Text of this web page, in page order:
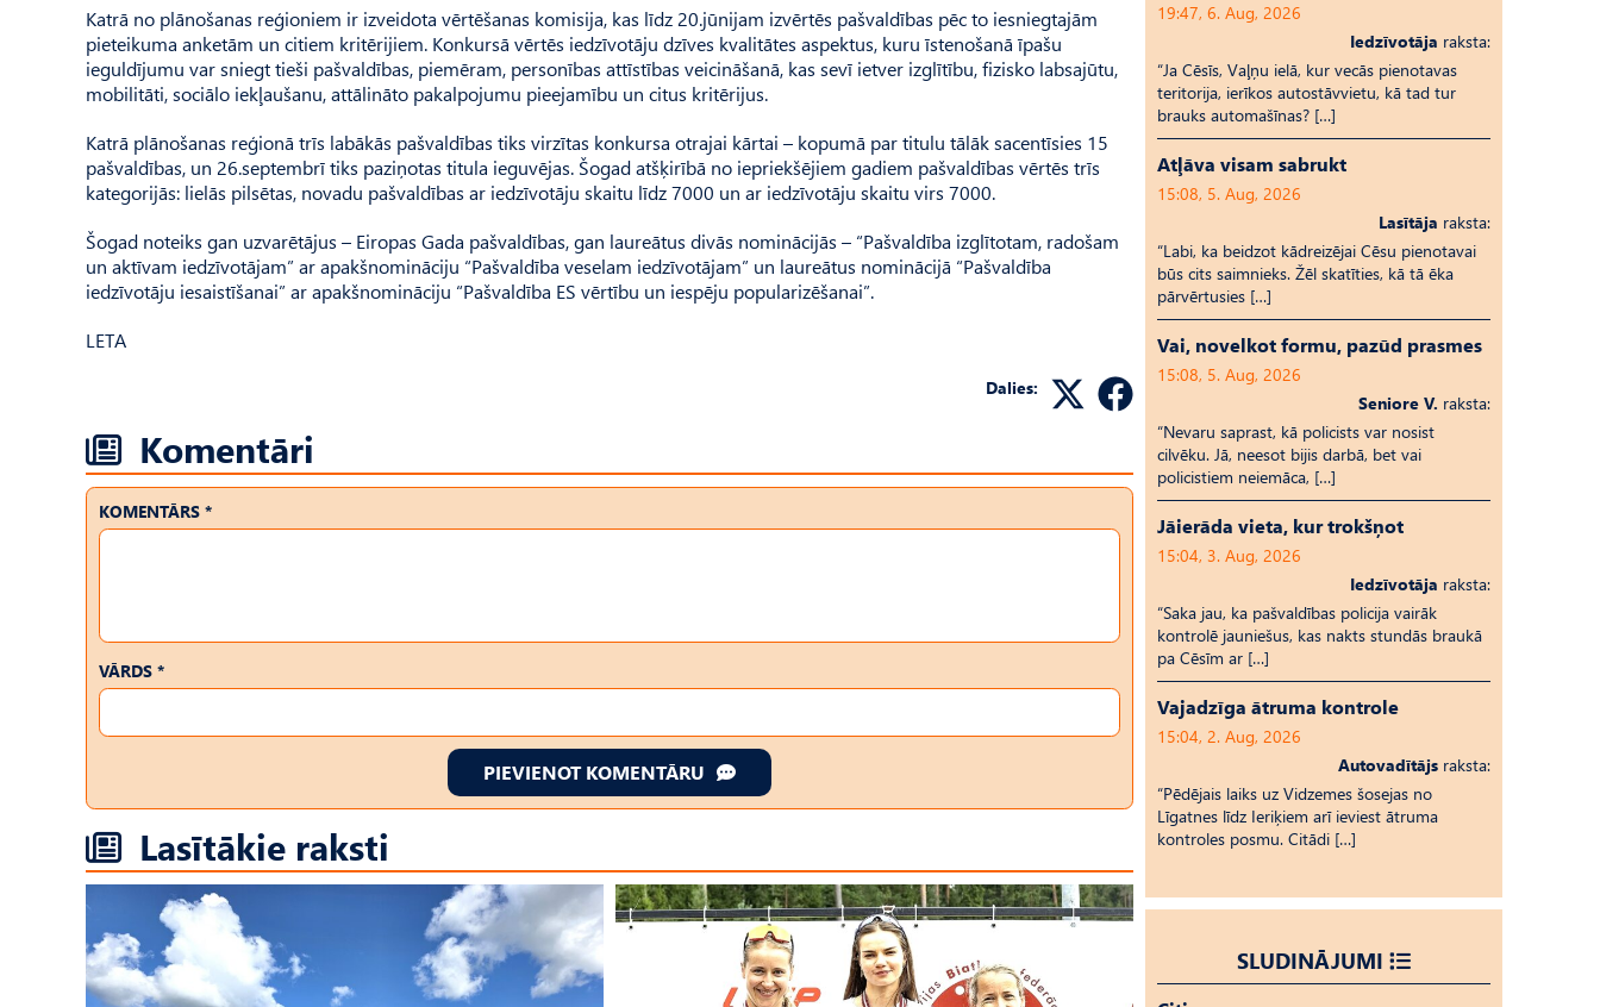
Katrā no plānošanas reģioniem ir izveidota vērtēšanas komisija, kas līdz 20.jūnijam izvērtēs pašvaldības pēc to iesniegtajām
pieteikuma anketām un citiem kritērijiem. Konkursā vērtēs iedzīvotāju dzīves kvalitātes aspektus, kuru īstenošanā īpašu
ieguldījumu var sniegt tieši pašvaldības, piemēram, personības attīstības veicināšanā, kas sevī ietver izglītību, fizisko labsajūtu,
mobilitāti, sociālo iekļaušanu, attālināto pakalpojumu pieejamību un citus kritērijus.
Katrā plānošanas reģionā trīs labākās pašvaldības tiks virzītas konkursa otrajai kārtai – kopumā par titulu tālāk sacentīsies 15
pašvaldības, un 26.septembrī tiks paziņotas titula ieguvējas. Šogad atšķirībā no iepriekšējiem gadiem pašvaldības vērtēs trīs
kategorijās: lielās pilsētas, novadu pašvaldības ar iedzīvotāju skaitu līdz 7000 un ar iedzīvotāju skaitu virs 7000.
Šogad noteiks gan uzvarētājus – Eiropas Gada pašvaldības, gan laureātus divās nominācijās – “Pašvaldība izglītotam, radošam
un aktīvam iedzīvotājam” ar apakšnomināciju “Pašvaldība veselam iedzīvotājam” un laureātus nominācijā “Pašvaldība
iedzīvotāju iesaistīšanai” ar apakšnomināciju “Pašvaldība ES vērtību un iespēju popularizēšanai”.
LETA
Dalies:
Komentāri
KOMENTĀRS *
VĀRDS *
PIEVIENOT KOMENTĀRU
Lasītākie raksti
19:47, 6. Aug, 2026
Iedzīvotāja raksta:
“Ja Cēsīs, Vaļņu ielā, kur vecās pienotavas
teritorija, ierīkos autostāvvietu, kā tad tur
brauks automašīnas? […]
Atļāva visam sabrukt
15:08, 5. Aug, 2026
Lasītāja raksta:
“Labi, ka beidzot kādreizējai Cēsu pienotavai
būs cits saimnieks. Žēl skatīties, kā tā ēka
pārvērtusies […]
Vai, novelkot formu, pazūd prasmes
15:08, 5. Aug, 2026
Seniore V. raksta:
“Nevaru saprast, kā policists var nosist
cilvēku. Jā, neesot bijis darbā, bet vai
policistiem neiemāca, […]
Jāierāda vieta, kur trokšņot
15:04, 3. Aug, 2026
Iedzīvotāja raksta:
“Saka jau, ka pašvaldības policija vairāk
kontrolē jauniešus, kas nakts stundās braukā
pa Cēsīm ar […]
Vajadzīga ātruma kontrole
15:04, 2. Aug, 2026
Autovadītājs raksta:
“Pēdējais laiks uz Vid­ze­mes šosejas no
Līgatnes līdz Ieriķiem arī ieviest ātruma
kontroles posmu. Citādi […]
SLUDINĀJUMI